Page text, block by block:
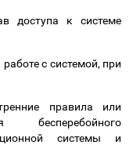
доступа к системе
с системой, при
правила или
системы и